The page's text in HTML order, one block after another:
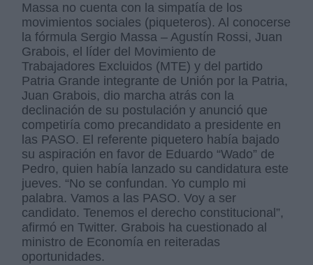
Massa no cuenta con la simpatía de los
movimientos sociales (piqueteros). Al conocerse
la fórmula Sergio Massa – Agustín Rossi, Juan
Grabois, el líder del Movimiento de
Trabajadores Excluidos (MTE) y del partido
Patria Grande integrante de Unión por la Patria,
Juan Grabois, dio marcha atrás con la
declinación de su postulación y anunció que
competiría como precandidato a presidente en
las PASO. El referente piquetero había bajado
su aspiración en favor de Eduardo “Wado” de
Pedro, quien había lanzado su candidatura este
jueves. “No se confundan. Yo cumplo mi
palabra. Vamos a las PASO. Voy a ser
candidato. Tenemos el derecho constitucional”,
afirmó en Twitter. Grabois ha cuestionado al
ministro de Economía en reiteradas
oportunidades.